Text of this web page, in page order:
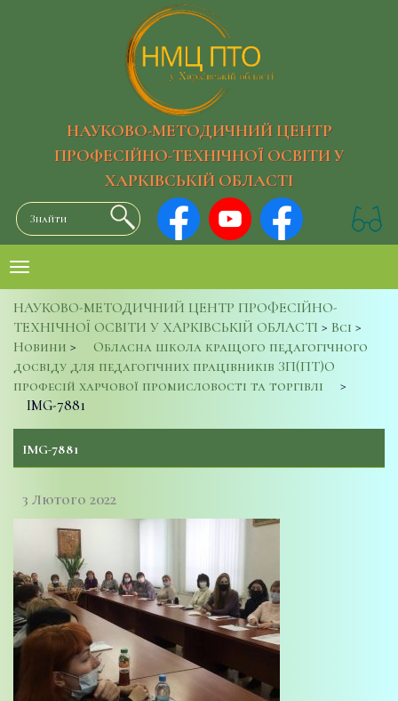
НАУКОВО-МЕТОДИЧНИЙ ЦЕНТР
ПРОФЕСІЙНО-ТЕХНІЧНОЇ ОСВІТИ У
ХАРКІВСЬКІЙ ОБЛАСТІ
НАУКОВО-МЕТОДИЧНИЙ ЦЕНТР ПРОФЕСІЙНО-
ТЕХНІЧНОЇ ОСВІТИ У ХАРКІВСЬКІЙ ОБЛАСТІ > Всі >
Новини >
Обласна школа кращого педагогічного
досвіду для педагогічних працівників ЗП(ПТ)О
професій харчової промисловості та торгівлі
>
IMG-7881
IMG-7881
3 Лютого 2022